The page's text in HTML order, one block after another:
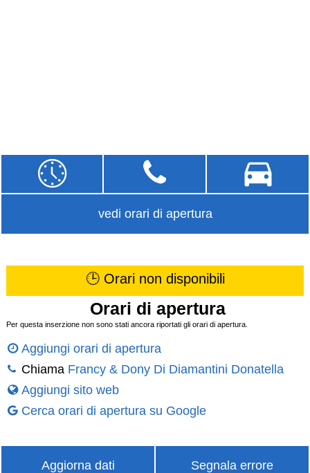
vedi orari di apertura
🕒 Orari non disponibili
Orari di apertura
Per questa inserzione non sono stati ancora riportati gli orari di apertura.
Aggiungi orari di apertura
Chiama Francy & Dony Di Diamantini Donatella
Aggiungi sito web
Cerca orari di apertura su Google
Aggiorna dati Segnala errore